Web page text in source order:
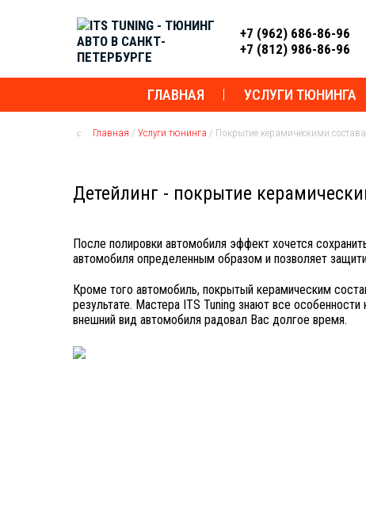
+7 (962) 686-86-96
+7 (812) 986-86-96
ГЛАВНАЯ УСЛУГИ ТЮНИНГА
Главная / Услуги тюнинга / Покрытие керамическими
Детейлинг - покрытие
После полировки автомобиля эффект хочется
автомобиля определенным образом и позволяет
Кроме того автомобиль, покрытый керамическим
результате. Мастера ITS Tuning знают все
внешний вид автомобиля радовал Вас долгое время.